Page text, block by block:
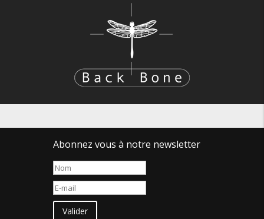
Abonnez vous à notre newsletter
Valider